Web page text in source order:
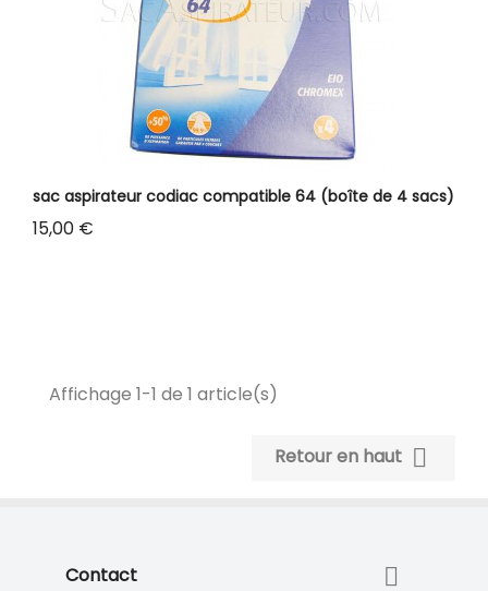
sac aspirateur codiac compatible 64 (boîte de 4 sacs)
Prix
15,00 €
Affichage 1-1 de 1 article(s)
Retour en haut 
Contact 